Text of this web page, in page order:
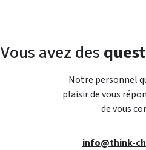
Vous avez des
Notre personnel
plaisir de vous
de vous
info@think-